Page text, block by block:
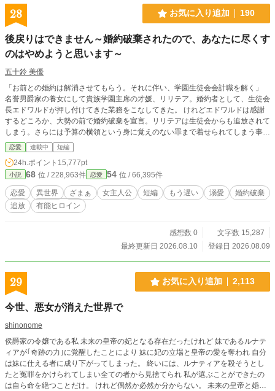
28 お気に入り追加 190
後戻りはできません～婚約破棄されたので、あなたに尽くす
のはやめようと思います～
五十鈴 美優
「お前との婚約は解消させてもらう。それに伴い、学園生徒会会計職を解く」
名誉男爵家の養女にして貴族学園主席の才媛、リリテア。婚約者として、生徒会
長エドワルドが押し付けてきた業務をこなしてきた。 けれどエドワルドは感謝
するどころか、大勢の前で婚約破棄を宣言。リリテアは生徒会からも追放されて
しまう。さらには予算の横領という身に覚えのない罪まで着せられてしまう事態
に。 そんなリリテアに手を差し伸べたのは、公爵のルヴィアス。 「君はもう、
あの生徒会を気に掛ける義理はない」 その一言で、リリテアは今までエドワル
ドに尽くしていた全てを、やめることにした。 リリテアの去った生徒会は静か
に崩壊していく。そんな中、学園最大の行事・建国祭が刻一刻と迫っていた。
一方で、大量の業務から解放されたリリテアは、頻繁に会いに来るルヴィアスに
少しずつ惹かれていく。 今さら全てに気付いても、もう遅いのです。
恋愛 連載中 短編
24h.ポイント 15,777pt
小説 68 位 / 228,963件 恋愛 54 位 / 66,395件
恋愛 異世界 ざまぁ 女主人公 短編 もう遅い 溺愛
婚約破棄
追放
有能ヒロイン
感想数 0
文字数 15,287
最終更新日 2026.08.10
登録日 2026.08.09
29 お気に入り追加 2,113
今世、悪女が消えた世界で
shinonome
侯爵家の令嬢である私 未来の皇帝の妃となる存在だったけれど 妹であるルナテ
ィアが｢奇跡の力｣に覚醒したことにより 妹に妃の立場と皇帝の愛を奪われ 自分
は妹に仕える者に成り下がってしまった。 終いには、ルナティアを殺そうとし
たと冤罪をかけられてしまい全ての者から見捨てられ 私が選ぶことができたの
は自ら命を絶つことだけ。 けれど偶然か必然か分からない。 未来の皇帝と婚約